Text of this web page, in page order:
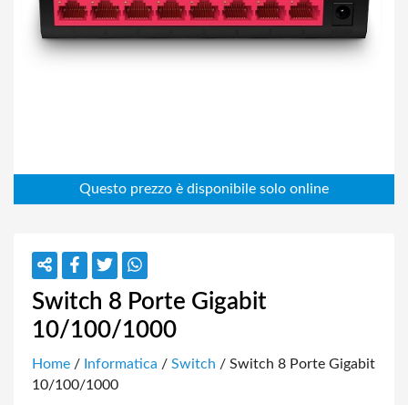
Switch 8 Porte Gigabit
10/100/1000
Home / Informatica / Switch / Switch 8 Porte Gigabit
10/100/1000